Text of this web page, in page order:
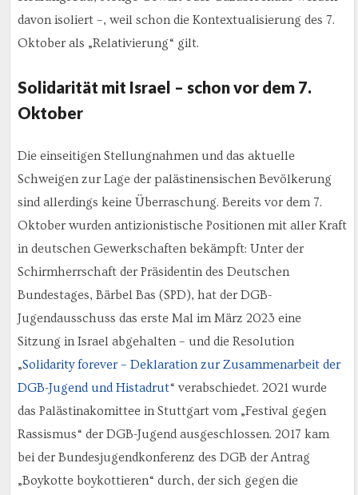
davon isoliert –, weil schon die Kontextualisierung des 7.
Oktober als „Relativierung“ gilt.
Solidarität mit Israel – schon vor dem 7.
Oktober
Die einseitigen Stellungnahmen und das aktuelle
Schweigen zur Lage der palästinensischen Bevölkerung
sind allerdings keine Überraschung. Bereits vor dem 7.
Oktober wurden antizionistische Positionen mit aller Kraft
in deutschen Gewerkschaften bekämpft: Unter der
Schirmherrschaft der Präsidentin des Deutschen
Bundestages, Bärbel Bas (SPD), hat der DGB-
Jugendausschuss das erste Mal im März 2023 eine
Sitzung in Israel abgehalten – und die Resolution
„Solidarity forever – Deklaration zur Zusammenarbeit der
DGB-Jugend und Histadrut“ verabschiedet. 2021 wurde
das Palästinakomittee in Stuttgart vom „Festival gegen
Rassismus“ der DGB-Jugend ausgeschlossen. 2017 kam
bei der Bundesjugendkonferenz des DGB der Antrag
„Boykotte boykottieren“ durch, der sich gegen die